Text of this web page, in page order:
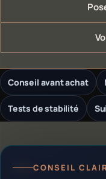
Conseil avant achat
Tests de stabilité
CONSEIL CLAIR